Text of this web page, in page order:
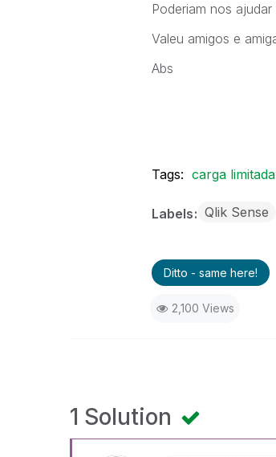
Poderiam nos ajudar
Valeu amigos e
Abs
Tags: carga limitada
Labels Qlik Sense
Ditto - same here!
2,100 Views
1 Solution